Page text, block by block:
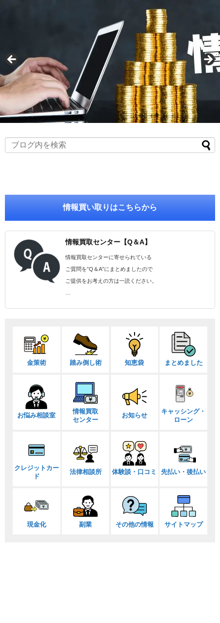
情報買い取りはこちらから
情報買取センター【Q＆A】
情報買取センターに寄せられている
ご質問を”Q＆A”にまとめましたので
ご提供をお考えの方は一読ください。
金策術 踏み倒し術 知恵袋 まとめました
お悩み相談室
情報買取
センター
お知らせ
キャッシング・
ローン
クレジットカー
ド
法律相談所 体験談・口コミ 先払い・後払い
現金化 副業 その他の情報 サイトマップ